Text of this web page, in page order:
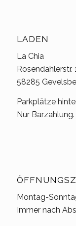
LADEN
La Chia
Rosendahlerstr.
58285
Parkplätze
Nur Barzahlung.
Montag-
Immer nach